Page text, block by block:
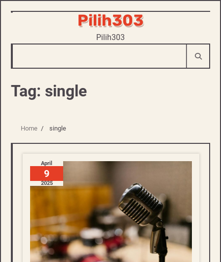
Skip
Pilih303
Pilih303
Tag: single
Home single
April
9
2025